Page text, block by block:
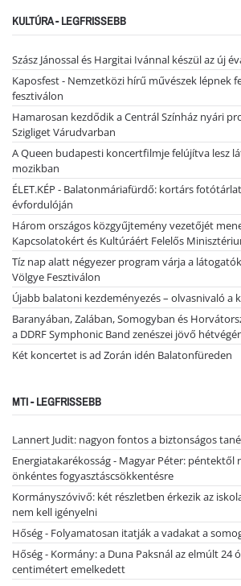
KULTÚRA - LEGFRISSEBB
Szász Jánossal és Hargitai Ivánnal készül az új
Kaposfest - Nemzetközi hírű művészek lépnek
fesztiválon
Hamarosan kezdődik a Centrál Színház nyári
Szigliget Várudvarban
A Queen budapesti koncertfilmje felújítva lesz
mozikban
ÉLET.KÉP - Balatonmáriafürdő: kortárs
évfordulóján
Három országos közgyűjtemény vezetőjét
Kapcsolatokért és Kultúráért Felelős
Tíz nap alatt négyezer program várja a
Völgye Fesztiválon
Újabb balatoni kezdeményezés – olvasnivaló a
Baranyában, Zalában, Somogyban és
a DDRF Symphonic Band zenészei jövő
Két koncertet is ad Zorán idén Balatonfüreden
MTI - LEGFRISSEBB
Lannert Judit: nagyon fontos a biztonságos
Energiatakarékosság - Magyar Péter: péntektől
önkéntes fogyasztáscsökkentésre
Kormányszóvivő: két részletben érkezik az
nem kell igényelni
Hőség - Folyamatosan itatják a vadakat a
Hőség - Kormány: a Duna Paksnál az elmúlt 24
centimétert emelkedett